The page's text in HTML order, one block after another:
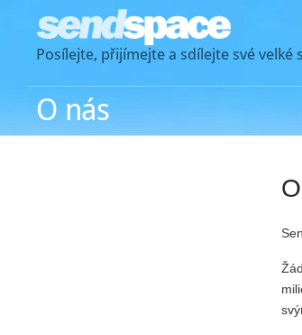
Posílejte, přijímejte a sdílejte své velké
O nás